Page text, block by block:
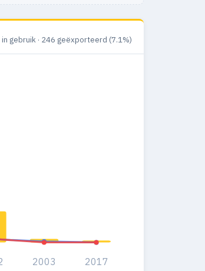
gebruik · 246 geëxporteerd (7.1%)
2003 2017